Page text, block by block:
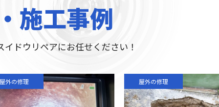
施工事例
ドウリペアにお任せください！
屋外の修理 屋外の修理